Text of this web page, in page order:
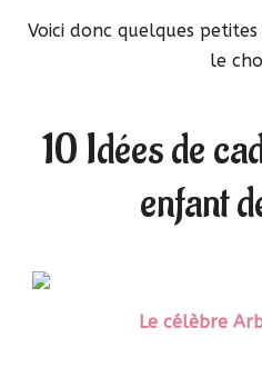
Voici donc quelques
le
10 Idées de
enfant
Le célèbre